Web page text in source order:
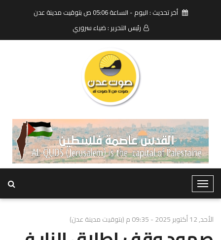
أخر تحديث : اليوم - الساعة 05:06 ص بتوقيت مدينة عدن
رئيس التحرير : ضياء سروري
T
o
g
l
الأحد, 12 أكتوبر 2025 - 09:35 م (بتوقيت مدينة عدن)